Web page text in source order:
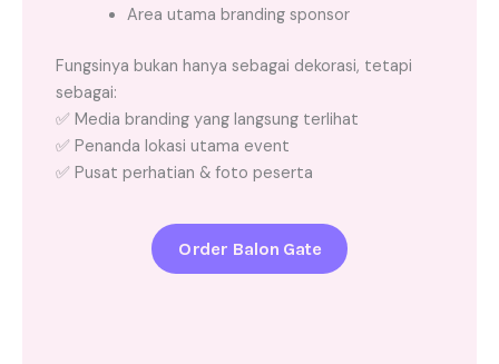
Area utama branding sponsor
Fungsinya bukan hanya sebagai dekorasi, tetapi
sebagai:
✅ Media branding yang langsung terlihat
✅ Penanda lokasi utama event
✅ Pusat perhatian & foto peserta
Order Balon Gate